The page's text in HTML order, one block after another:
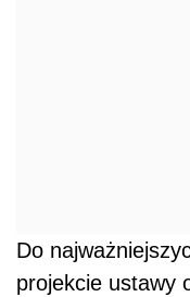
Do
projekcie ustawy